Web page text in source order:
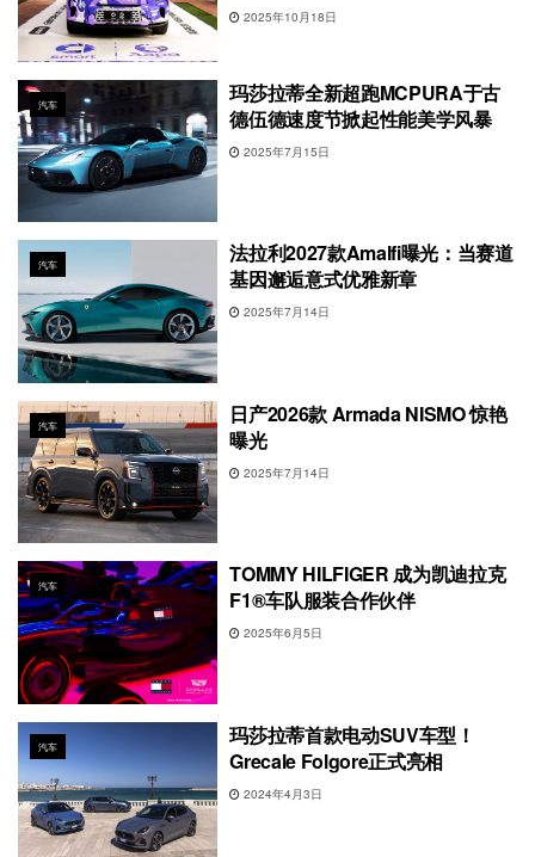
2025年10月18日
汽车
玛莎拉蒂全新超跑MCPURA于古
德伍德速度节掀起性能美学风暴
2025年7月15日
汽车
法拉利2027款Amalfi曝光：当赛道
基因邂逅意式优雅新章
2025年7月14日
汽车
日产2026款 Armada NISMO 惊艳
曝光
2025年7月14日
汽车
TOMMY HILFIGER 成为凯迪拉克
F1®车队服装合作伙伴
2025年6月5日
汽车
玛莎拉蒂首款电动SUV车型！
Grecale Folgore正式亮相
2024年4月3日